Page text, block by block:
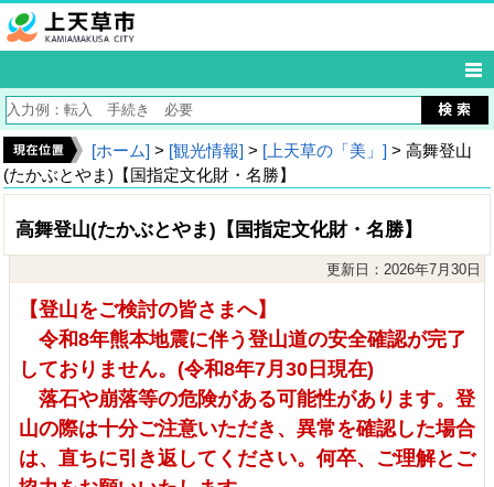
[ホーム] > [観光情報] > [上天草の「美」] > 高舞登山
(たかぶとやま)【国指定文化財・名勝】
高舞登山(たかぶとやま)【国指定文化財・名勝】
更新日：2026年7月30日
【登山をご検討の皆さまへ】
令和8年熊本地震に伴う登山道の安全確認が完了
しておりません。(令和8年7月30日現在)
落石や崩落等の危険がある可能性があります。登
山の際は十分ご注意いただき、異常を確認した場合
は、直ちに引き返してください。何卒、ご理解とご